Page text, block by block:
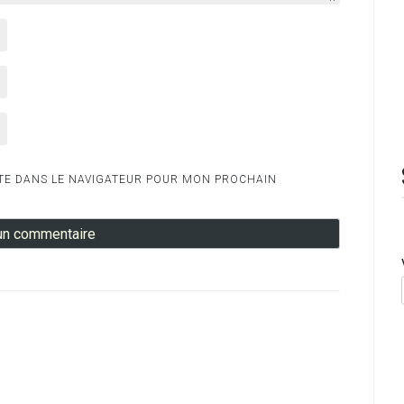
DANS LE NAVIGATEUR POUR MON PROCHAIN